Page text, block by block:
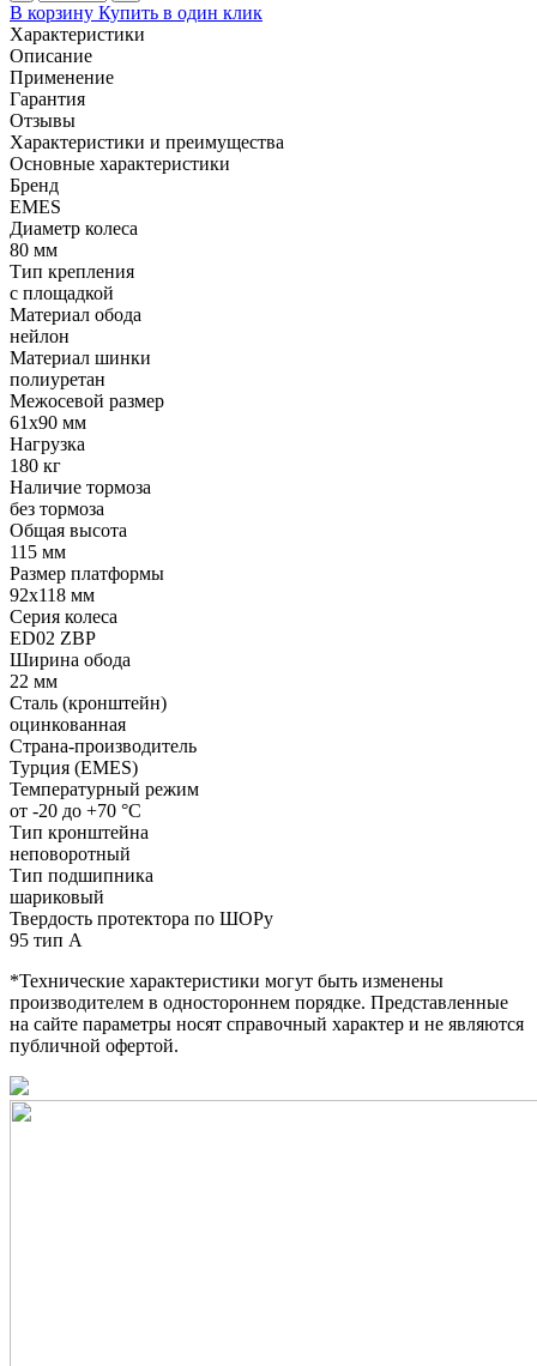
В корзину Купить в один клик
Характеристики
Описание
Применение
Гарантия
Отзывы
Характеристики и преимущества
Основные характеристики
Бренд
EMES
Диаметр колеса
80 мм
Тип крепления
с площадкой
Материал обода
нейлон
Материал шинки
полиуретан
Межосевой размер
61x90 мм
Нагрузка
180 кг
Наличие тормоза
без тормоза
Общая высота
115 мм
Размер платформы
92x118 мм
Серия колеса
ED02 ZBP
Ширина обода
22 мм
Сталь (кронштейн)
оцинкованная
Страна-производитель
Турция (EMES)
Температурный режим
от -20 до +70 °С
Тип кронштейна
неповоротный
Тип подшипника
шариковый
Твердость протектора по ШОРу
95 тип А
*Технические характеристики могут быть изменены
производителем в одностороннем порядке. Представленные
на сайте параметры носят справочный характер и не являются
публичной офертой.